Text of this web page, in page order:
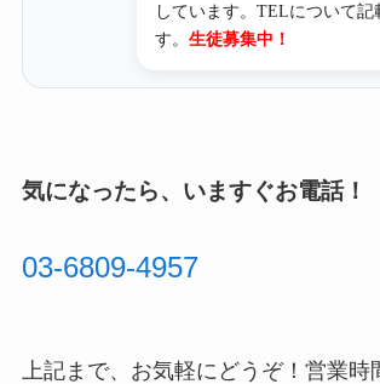
しています。 TELについて記
す。 生徒募集中！
気になったら、いますぐお電話！
03-6809-4957
上記まで、お気軽にどうぞ！営業